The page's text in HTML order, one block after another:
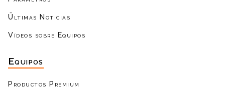
Ültimas Noticias
Vídeos sobre Equipos
Equipos
Productos Premium